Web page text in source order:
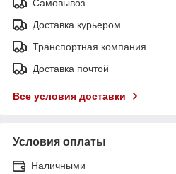
Самовывоз
Доставка курьером
Транспортная компания
Доставка почтой
Все условия доставки
Условия оплаты
Наличными